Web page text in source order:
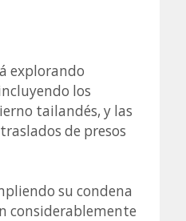
explorando
los
tailandés, y las
de presos
su condena
considerablemente